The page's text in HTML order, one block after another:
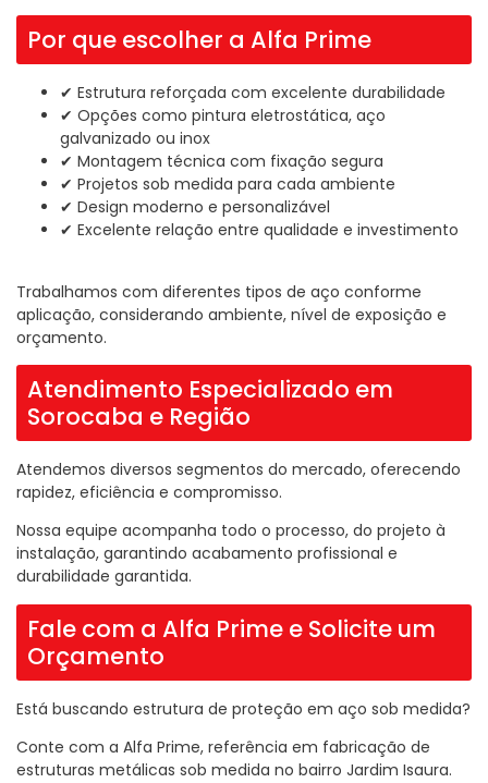
Por que escolher a Alfa Prime
✔ Estrutura reforçada com excelente durabilidade
✔ Opções como pintura eletrostática, aço
galvanizado ou inox
✔ Montagem técnica com fixação segura
✔ Projetos sob medida para cada ambiente
✔ Design moderno e personalizável
✔ Excelente relação entre qualidade e investimento
Trabalhamos com diferentes tipos de aço conforme
aplicação, considerando ambiente, nível de exposição e
orçamento.
Atendimento Especializado em
Sorocaba e Região
Atendemos diversos segmentos do mercado, oferecendo
rapidez, eficiência e compromisso.
Nossa equipe acompanha todo o processo, do projeto à
instalação, garantindo acabamento profissional e
durabilidade garantida.
Fale com a Alfa Prime e Solicite um
Orçamento
Está buscando estrutura de proteção em aço sob medida?
Conte com a Alfa Prime, referência em fabricação de
estruturas metálicas sob medida no bairro Jardim Isaura.